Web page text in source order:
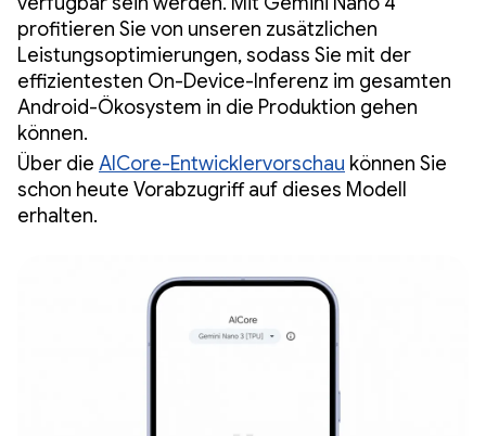
profitieren Sie von unseren zusätzlichen
Leistungsoptimierungen, sodass Sie mit der
effizientesten On-Device-Inferenz im gesamten
Android-Ökosystem in die Produktion gehen
können.
Über die AICore-Entwicklervorschau können Sie
schon heute Vorabzugriff auf dieses Modell
erhalten.